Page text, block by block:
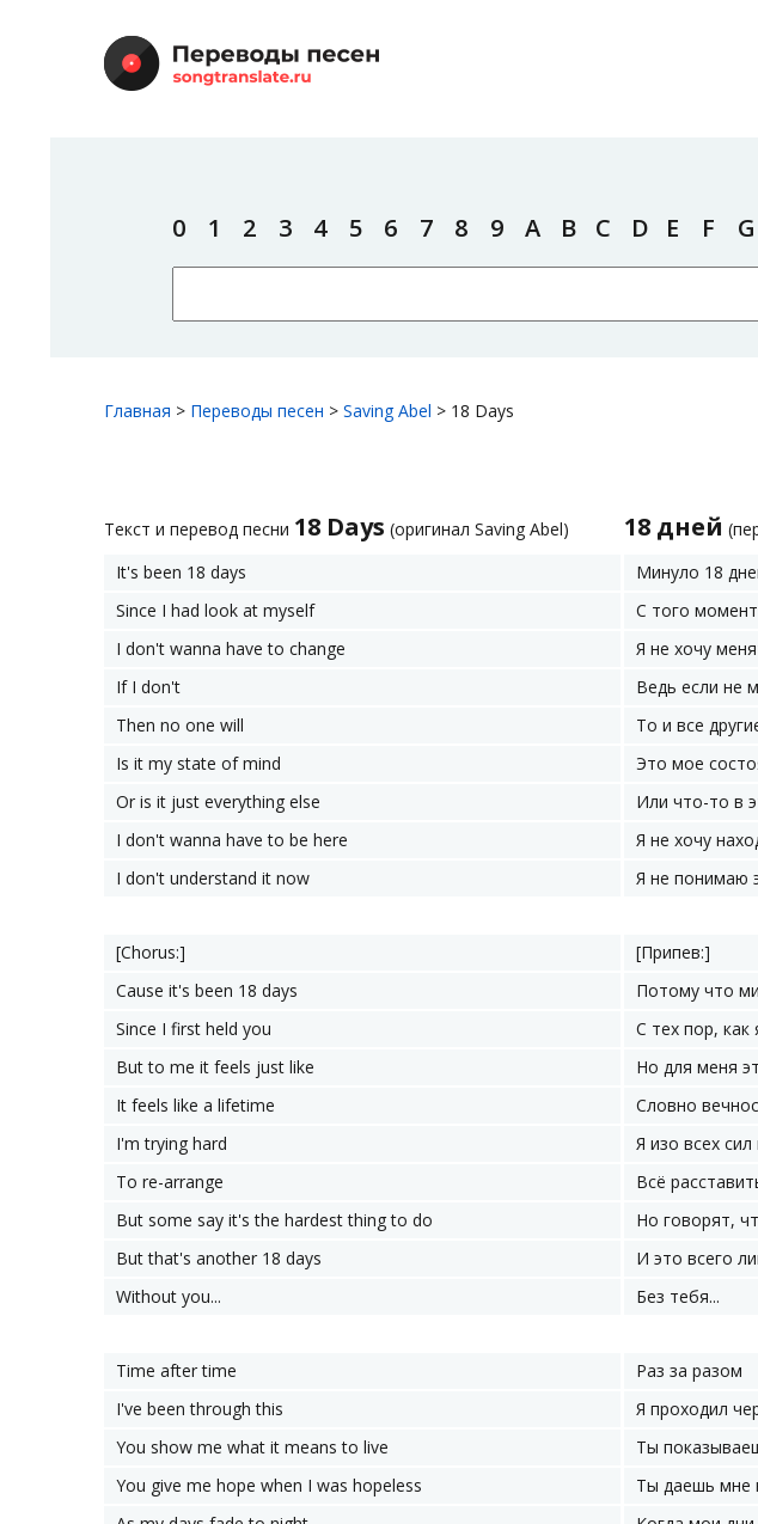
0 1 2 3 4 5 6 7 8 9 A B C D E F G
Главная > Переводы песен > Saving Abel > 18 Days
Текст и перевод песни 18 Days (оригинал Saving Abel) 18 дней
It's been 18 days
Минуло 18
Since I had look at myself
С того
I don't wanna have to change
Я не хочу
If I don't
Ведь если не
Then no one will
То и все
Is it my state of mind
Это мое
Or is it just everything else
Или что-то в
I don't wanna have to be here
Я не хочу
I don't understand it now
Я не понимаю
[Chorus:]
[Припев:]
Cause it's been 18 days
Потому что
Since I first held you
С тех пор, как
But to me it feels just like
Но для меня
It feels like a lifetime
Словно
I'm trying hard
Я изо всех
To re-arrange
Всё
But some say it's the hardest thing to do
Но говорят,
But that's another 18 days
И это всего
Without you...
Без тебя...
Time after time
Раз за разом
I've been through this
Я проходил
You show me what it means to live
Ты
You give me hope when I was hopeless
Ты даешь мне